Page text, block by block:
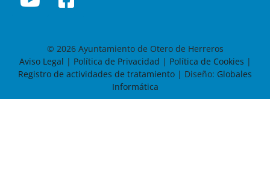
© 2026 Ayuntamiento de Otero de Herreros
Aviso Legal | Política de Privacidad | Política de Cookies |
Registro de actividades de tratamiento | Diseño: Globales
Informática